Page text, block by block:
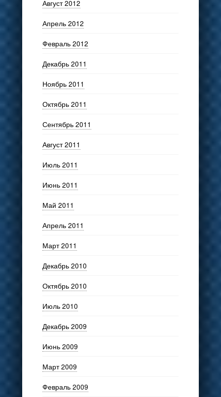
Август 2012
Апрель 2012
Февраль 2012
Декабрь 2011
Ноябрь 2011
Октябрь 2011
Сентябрь 2011
Август 2011
Июль 2011
Июнь 2011
Май 2011
Апрель 2011
Март 2011
Декабрь 2010
Октябрь 2010
Июль 2010
Декабрь 2009
Июнь 2009
Март 2009
Февраль 2009